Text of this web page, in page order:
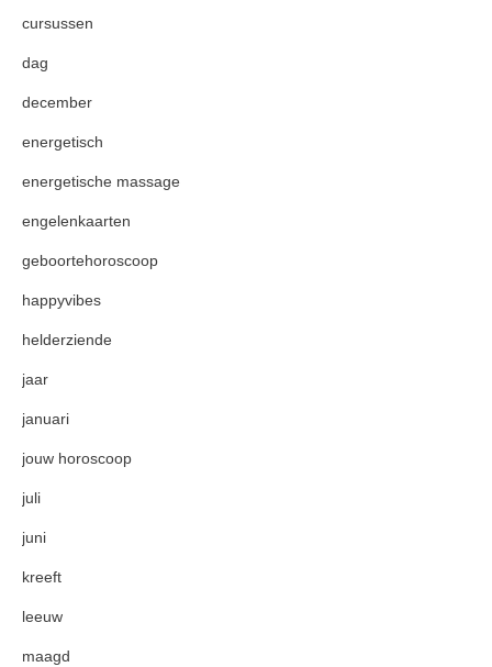
cursussen
dag
december
energetisch
energetische massage
engelenkaarten
geboortehoroscoop
happyvibes
helderziende
jaar
januari
jouw horoscoop
juli
juni
kreeft
leeuw
maagd